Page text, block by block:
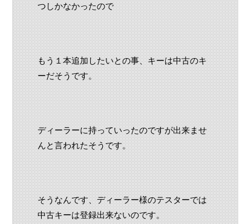
つしかなかったので
もう１本追加したいとの事、キーは中古のキ
ーだそうです。
ディーラーに持っていったのですが出来ませ
んと言われたそうです。
そうなんです、ディーラー様のテスターでは
中古キーは登録出来ないのです。